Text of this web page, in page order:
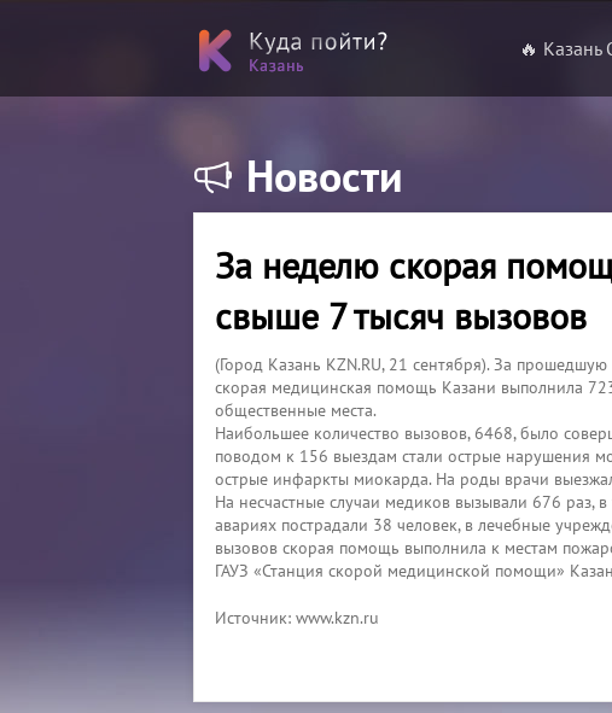
🔥 Казань
Новости
За неделю скорая
свыше 7 тысяч вызовов
(Город Казань KZN.RU, 21 сентября). За
скорая медицинская помощь Казани выполнила
общественные места.
Наибольшее количество вызовов, 6468, было
поводом к 156 выездам стали острые нарушения
острые инфаркты миокарда. На роды врачи
На несчастные случаи медиков вызывали 676 раз,
авариях пострадали 38 человек, в лечебные
вызовов скорая помощь выполнила к местам
ГАУЗ «Станция скорой медицинской помощи»
Источник: www.kzn.ru